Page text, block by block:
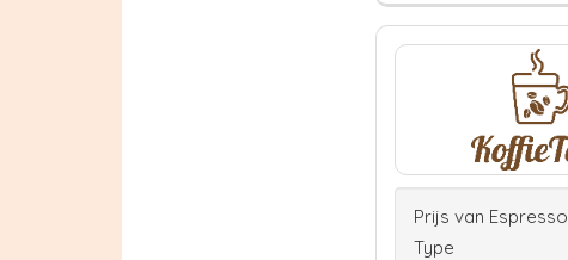
Prijs van Espresso
Type